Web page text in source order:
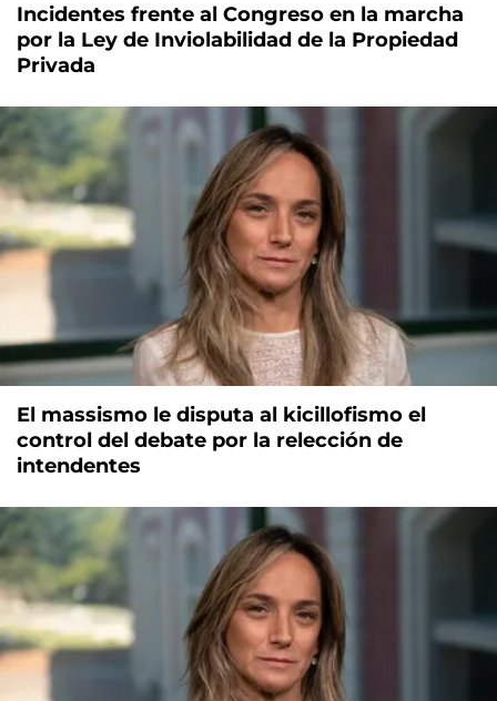
Incidentes frente al Congreso en la marcha
por la Ley de Inviolabilidad de la Propiedad
Privada
El massismo le disputa al kicillofismo el
control del debate por la relección de
intendentes